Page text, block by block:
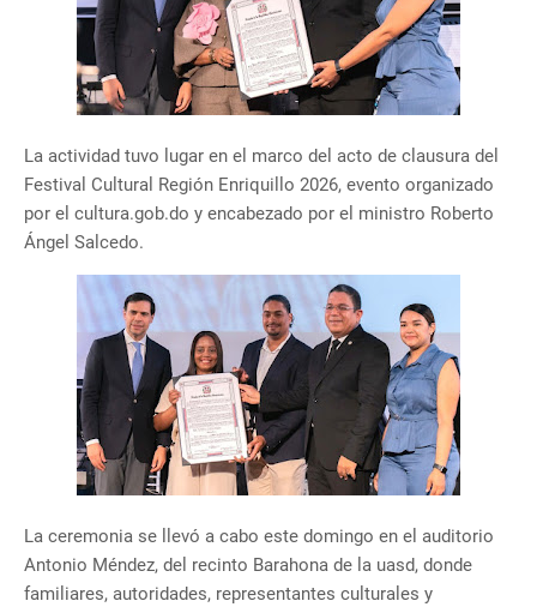
La actividad tuvo lugar en el marco del acto de clausura del
Festival Cultural Región Enriquillo 2026, evento organizado
por el cultura.gob.do y encabezado por el ministro Roberto
Ángel Salcedo.
La ceremonia se llevó a cabo este domingo en el auditorio
Antonio Méndez, del recinto Barahona de la uasd, donde
familiares, autoridades, representantes culturales y